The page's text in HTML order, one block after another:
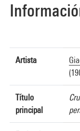
Artista
Título
principal